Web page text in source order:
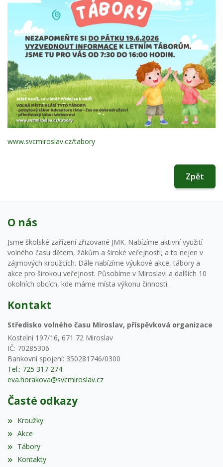
www.svcmiroslav.cz/tabory
Zpět
O nás
Jsme školské zařízení zřizované JMK. Nabízíme aktivní využití
volného času dětem, žákům a široké veřejnosti, a to nejen v
zájmových kroužcích. Dále nabízíme výukové akce, tábory a
akce pro širokou veřejnost. Působíme v Miroslavi a dalších 10
okolních obcích, kde máme místa výkonu činnosti.
Kontakt
Středisko volného času Miroslav, příspěvková organizace
Kostelní 197/16, 671 72 Miroslav
IČ: 70285306
Bankovní spojení: 350281746/0300
Tel.: 725 317 274
eva.horakova@svcmiroslav.cz
Časté odkazy
Kroužky
Akce
Tábory
Kontakty